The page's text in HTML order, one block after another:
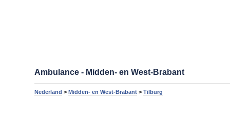
Ambulance - Midden- en West-Brabant
Nederland >Midden- en West-Brabant >Tilburg